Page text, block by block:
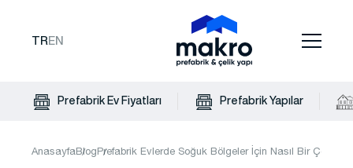
TR EN
Prefabrik Ev Fiyatları Prefabrik Yapılar
AnasayfaBlogPrefabrik Evlerde Soğuk Bölgeler İçin Nasıl Bir Çözüm